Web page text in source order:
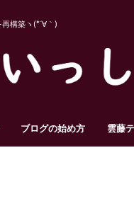
構築ヽ(*´∀｀)
ブログの始め方 雲藤